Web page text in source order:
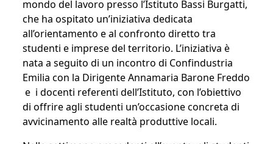
mondo del lavoro presso l’Istituto Bassi Burgatti,
che ha ospitato un’iniziativa dedicata
all’orientamento e al confronto diretto tra
studenti e imprese del territorio. L’iniziativa è
nata a seguito di un incontro di Confindustria
Emilia con la Dirigente Annamaria Barone Freddo
e i docenti referenti dell’Istituto, con l’obiettivo
di offrire agli studenti un’occasione concreta di
avvicinamento alle realtà produttive locali.